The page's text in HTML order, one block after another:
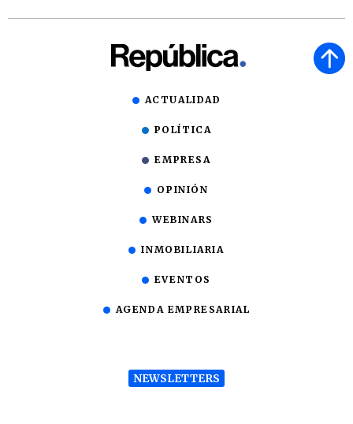
ACTUALIDAD
POLÍTICA
EMPRESA
OPINIÓN
WEBINARS
INMOBILIARIA
EVENTOS
AGENDA EMPRESARIAL
NEWSLETTERS